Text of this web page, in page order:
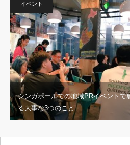
イベント
シンガポールでの地域PRイベントで
る大事な3つのこと